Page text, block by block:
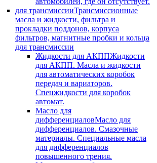
для трансмиссииТрансмиссионные
масла и жидкости, фильтра и
прокладки поддонов, корпуса
фильтров, магнитные пробки и кольца
для трансмиссии
Жидкости для АКППЖидкости
для АКПП. Масла и жидкости
для автоматических коробок
передач и вариаторов.
Спецжидкости для коробок
автомат.
Масло для
дифференциаловМасло для
дифференциалов. Смазочные
материалы. Специальные масла
для дифференциалов
повышенного трения.